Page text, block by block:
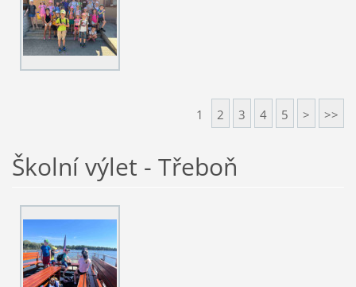
1 2 3 4 5 > >>
Školní výlet - Třeboň